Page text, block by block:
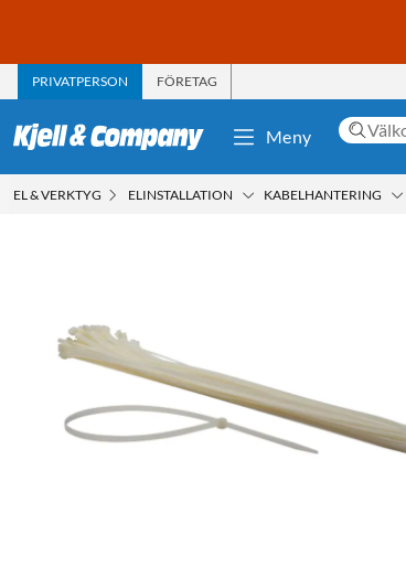
PRIVATPERSON FÖRETAG
Meny
EL & VERKTYG ELINSTALLATION KABELHANTERING